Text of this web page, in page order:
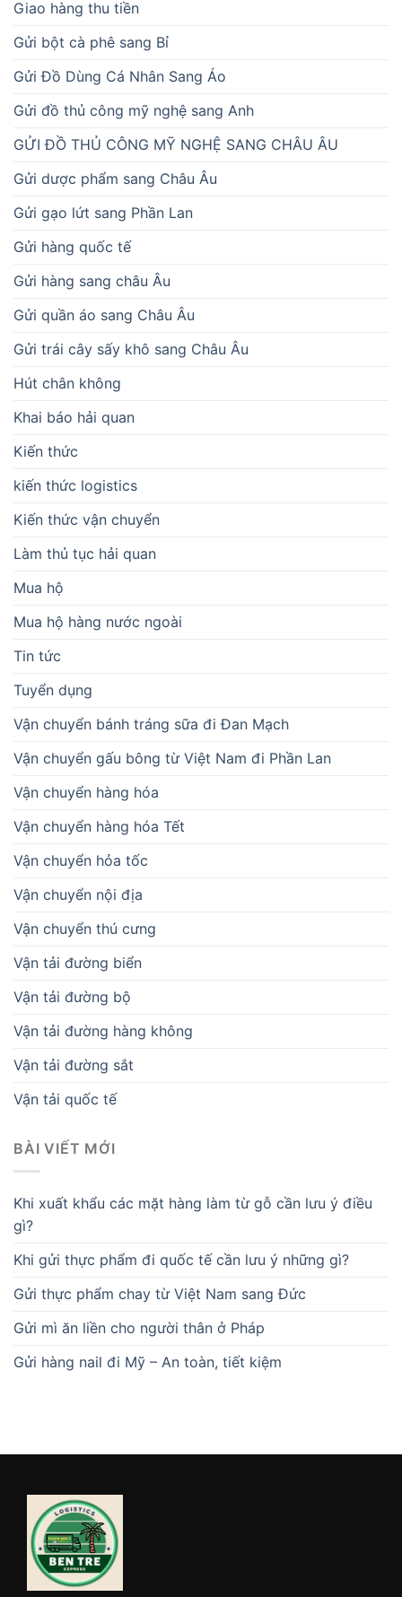
Giao hàng thu tiền
Gửi bột cà phê sang Bỉ
Gửi Đồ Dùng Cá Nhân Sang Áo
Gửi đồ thủ công mỹ nghệ sang Anh
GỬI ĐỒ THỦ CÔNG MỸ NGHỆ SANG CHÂU ÂU
Gửi dược phẩm sang Châu Âu
Gửi gạo lứt sang Phần Lan
Gửi hàng quốc tế
Gửi hàng sang châu Âu
Gửi quần áo sang Châu Âu
Gửi trái cây sấy khô sang Châu Âu
Hút chân không
Khai báo hải quan
Kiến thức
kiến thức logistics
Kiến thức vận chuyển
Làm thủ tục hải quan
Mua hộ
Mua hộ hàng nước ngoài
Tin tức
Tuyển dụng
Vận chuyển bánh tráng sữa đi Đan Mạch
Vận chuyển gấu bông từ Việt Nam đi Phần Lan
Vận chuyển hàng hóa
Vận chuyển hàng hóa Tết
Vận chuyển hỏa tốc
Vận chuyển nội địa
Vận chuyển thú cưng
Vận tải đường biển
Vận tải đường bộ
Vận tải đường hàng không
Vận tải đường sắt
Vận tải quốc tế
BÀI VIẾT MỚI
Khi xuất khẩu các mặt hàng làm từ gỗ cần lưu ý điều
gì?
Khi gửi thực phẩm đi quốc tế cần lưu ý những gì?
Gửi thực phẩm chay từ Việt Nam sang Đức
Gửi mì ăn liền cho người thân ở Pháp
Gửi hàng nail đi Mỹ – An toàn, tiết kiệm